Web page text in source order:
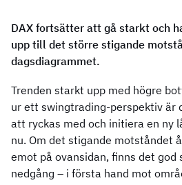
DAX fortsätter att gå starkt och
upp till det större stigande
dagsdiagrammet.
Trenden starkt upp med högre
ur ett swingtrading-perspektiv är
att ryckas med och initiera en ny
nu. Om det stigande motståndet
emot på ovansidan, finns det god
nedgång – i första hand mot